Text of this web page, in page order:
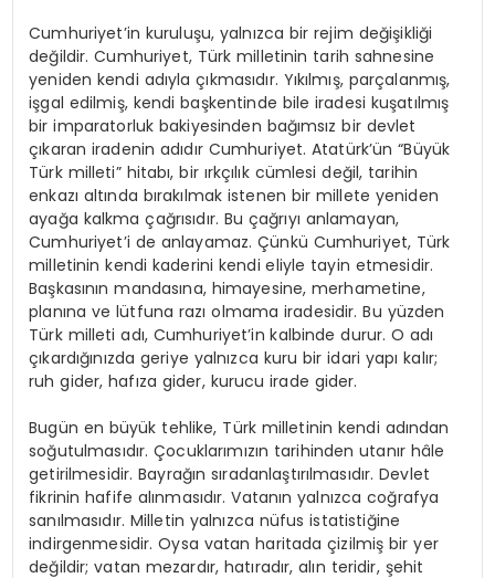
Cumhuriyet’in kuruluşu, yalnızca bir rejim değişikliği
değildir. Cumhuriyet, Türk milletinin tarih sahnesine
yeniden kendi adıyla çıkmasıdır. Yıkılmış, parçalanmış,
işgal edilmiş, kendi başkentinde bile iradesi kuşatılmış
bir imparatorluk bakiyesinden bağımsız bir devlet
çıkaran iradenin adıdır Cumhuriyet. Atatürk’ün “Büyük
Türk milleti” hitabı, bir ırkçılık cümlesi değil, tarihin
enkazı altında bırakılmak istenen bir millete yeniden
ayağa kalkma çağrısıdır. Bu çağrıyı anlamayan,
Cumhuriyet’i de anlayamaz. Çünkü Cumhuriyet, Türk
milletinin kendi kaderini kendi eliyle tayin etmesidir.
Başkasının mandasına, himayesine, merhametine,
planına ve lütfuna razı olmama iradesidir. Bu yüzden
Türk milleti adı, Cumhuriyet’in kalbinde durur. O adı
çıkardığınızda geriye yalnızca kuru bir idari yapı kalır;
ruh gider, hafıza gider, kurucu irade gider.
Bugün en büyük tehlike, Türk milletinin kendi adından
soğutulmasıdır. Çocuklarımızın tarihinden utanır hâle
getirilmesidir. Bayrağın sıradanlaştırılmasıdır. Devlet
fikrinin hafife alınmasıdır. Vatanın yalnızca coğrafya
sanılmasıdır. Milletin yalnızca nüfus istatistiğine
indirgenmesidir. Oysa vatan haritada çizilmiş bir yer
değildir; vatan mezardır, hatıradır, alın teridir, şehit